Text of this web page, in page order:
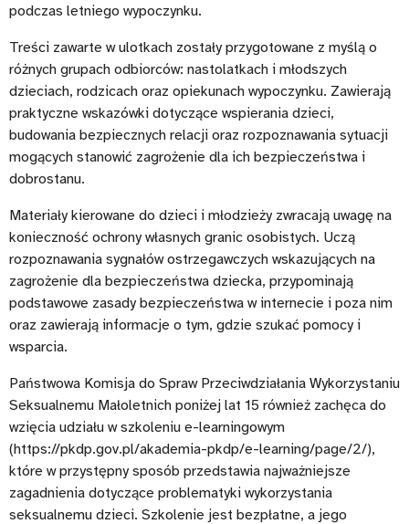
podczas letniego wypoczynku.
Treści zawarte w ulotkach zostały przygotowane z myślą o
różnych grupach odbiorców: nastolatkach i młodszych
dzieciach, rodzicach oraz opiekunach wypoczynku. Zawierają
praktyczne wskazówki dotyczące wspierania dzieci,
budowania bezpiecznych relacji oraz rozpoznawania sytuacji
mogących stanowić zagrożenie dla ich bezpieczeństwa i
dobrostanu.
Materiały kierowane do dzieci i młodzieży zwracają uwagę na
konieczność ochrony własnych granic osobistych. Uczą
rozpoznawania sygnałów ostrzegawczych wskazujących na
zagrożenie dla bezpieczeństwa dziecka, przypominają
podstawowe zasady bezpieczeństwa w internecie i poza nim
oraz zawierają informacje o tym, gdzie szukać pomocy i
wsparcia.
Państwowa Komisja do Spraw Przeciwdziałania Wykorzystaniu
Seksualnemu Małoletnich poniżej lat 15 również zachęca do
wzięcia udziału w szkoleniu e-learningowym
(https://pkdp.gov.pl/akademia-pkdp/e-learning/page/2/),
które w przystępny sposób przedstawia najważniejsze
zagadnienia dotyczące problematyki wykorzystania
seksualnemu dzieci. Szkolenie jest bezpłatne, a jego